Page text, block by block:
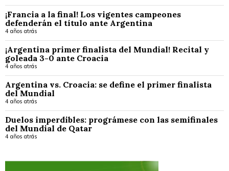
¡Francia a la final! Los vigentes campeones
defenderán el título ante Argentina
4 años atrás
¡Argentina primer finalista del Mundial! Recital y
goleada 3-0 ante Croacia
4 años atrás
Argentina vs. Croacia: se define el primer finalista
del Mundial
4 años atrás
Duelos imperdibles: prográmese con las semifinales
del Mundial de Qatar
4 años atrás